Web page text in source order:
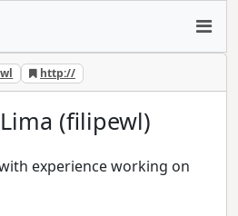
http://
(filipewl)
experience working on